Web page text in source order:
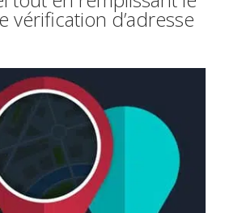
vérification d’adresse